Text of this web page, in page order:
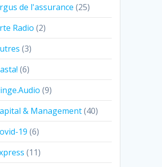
de l'assurance (25)
Radio (2)
(3)
(6)
(9)
& Management(40)
19 (6)
(11)